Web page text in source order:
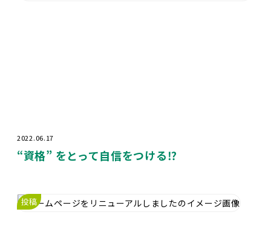
2022.06.17
“資格” をとって自信をつける⁉️
投稿